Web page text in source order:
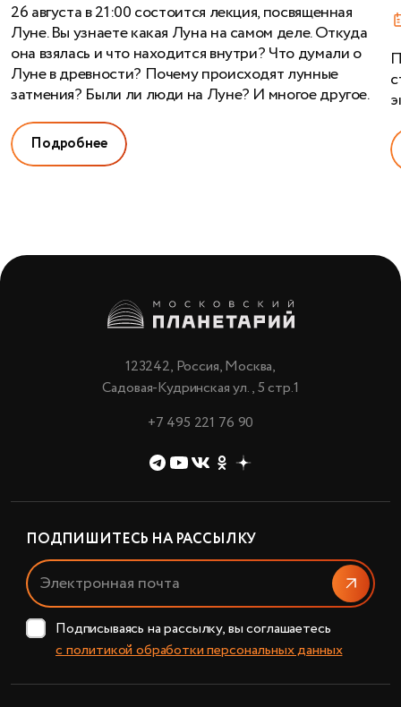
26 августа в 21:00 состоится лекция, посвященная
Луне. Вы узнаете какая Луна на самом деле. Откуда
она взялась и что находится внутри? Что думали о
Луне в древности? Почему происходят лунные
затмения? Были ли люди на Луне? И многое другое.
Подробнее
123242, Россия, Москва,
Садовая-Кудринская ул., 5 стр.1
+7 495 221 76 90
ПОДПИШИТЕСЬ НА РАССЫЛКУ
Подписываясь на рассылку, вы соглашаетесь
с политикой обработки персональных данных